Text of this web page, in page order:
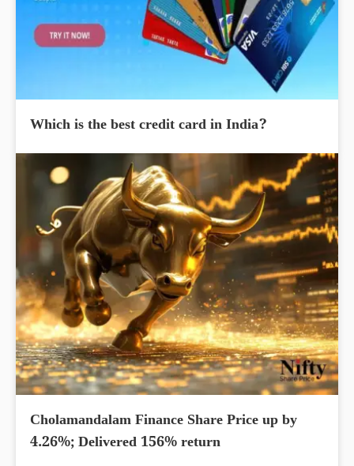
Which is the best credit card in India?
Cholamandalam Finance Share Price up by
4.26%; Delivered 156% return